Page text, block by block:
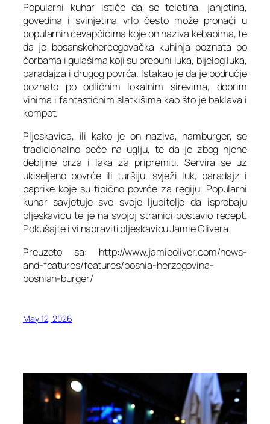
Popularni kuhar ističe da se teletina, janjetina,
govedina i svinjetina vrlo često može pronaći u
popularnih ćevapčićima koje on naziva kebabima, te
da je bosanskohercegovačka kuhinja poznata po
čorbama i gulašima koji su prepuni luka, bijelog luka,
paradajza i drugog povrća. Istakao je da je područje
poznato po odličnim lokalnim sirevima, dobrim
vinima i fantastičnim slatkišima kao što je baklava i
kompot.
Pljeskavica, ili kako je on naziva, hamburger, se
tradicionalno peče na uglju, te da je zbog njene
debljine brza i laka za pripremiti. Servira se uz
ukiseljeno povrće ili turšiju, svježi luk, paradajz i
paprike koje su tipično povrće za regiju. Popularni
kuhar savjetuje sve svoje ljubitelje da isprobaju
pljeskavicu te je na svojoj stranici postavio recept.
Pokušajte i vi napraviti pljeskavicu Jamie Olivera.
Preuzeto sa: http://www.jamieoliver.com/news-
and-features/features/bosnia-herzegovina-
bosnian-burger/
May 12, 2026